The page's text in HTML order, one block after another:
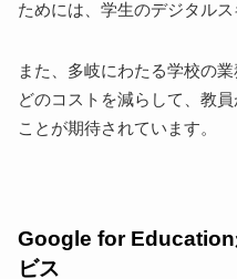
ためには、学生のデジタルス
また、多岐にわたる学校の
どのコストを減らして、教
ことが期待されています。
Google for Education
ビス